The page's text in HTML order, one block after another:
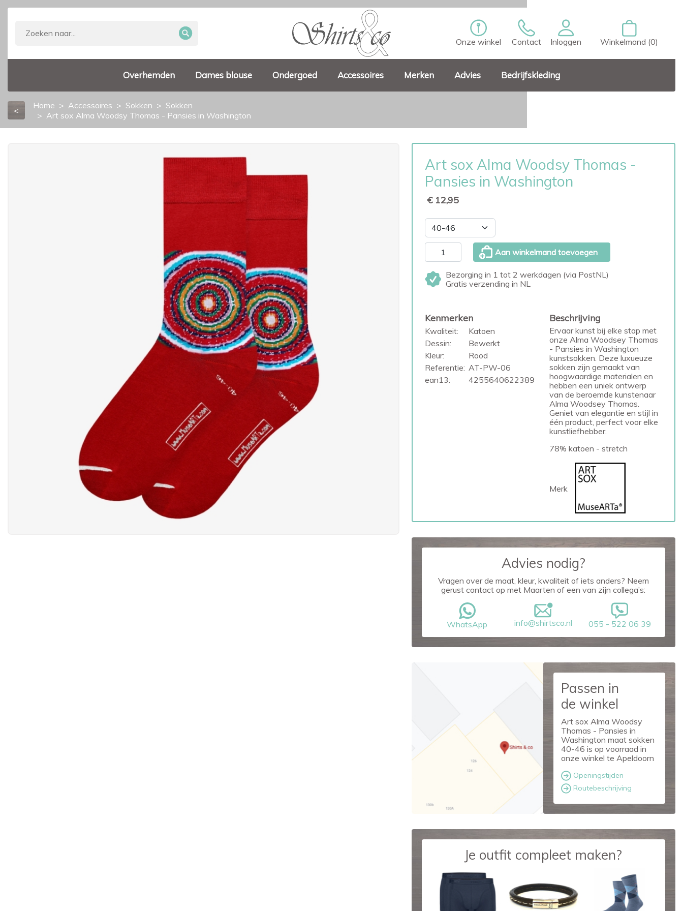
Onze winkel Contact Inloggen Winkelmand (0)
Overhemden Dames blouse Ondergoed Accessoires Merken Advies Bedrijfskleding
< Home Accessoires Sokken
Sokken
Art sox Alma Woodsy Thomas - Pansies in Washington
Art sox Alma Woodsy Thomas -
Pansies in Washington
€ 12,95
Aan winkelmand toevoegen
Bezorging in 1 tot 2 werkdagen (via PostNL)
Gratis verzending in NL
Kenmerken
Kwaliteit:
Katoen
Dessin:
Bewerkt
Kleur:
Rood
Referentie: AT-PW-06
ean13:
4255640622389
Beschrijving
Ervaar kunst bij elke stap met
onze Alma Woodsey Thomas
- Pansies in Washington
kunstsokken. Deze luxueuze
sokken zijn gemaakt van
hoogwaardige materialen en
hebben een uniek ontwerp
van de beroemde kunstenaar
Alma Woodsey Thomas.
Geniet van elegantie en stijl in
één product, perfect voor elke
kunstliefhebber.
78% katoen - stretch
Merk
Advies nodig?
Vragen over de maat, kleur, kwaliteit of iets anders? Neem
gerust contact op met Maarten of een van zijn collega’s:
WhatsApp info@shirtsco.nl 055 - 522 06 39
Passen in
de winkel
Art sox Alma Woodsy
Thomas - Pansies in
Washington maat sokken
40-46 is op voorraad in
onze winkel te Apeldoorn
Openingstijden
Routebeschrijving
Je outfit compleet maken?